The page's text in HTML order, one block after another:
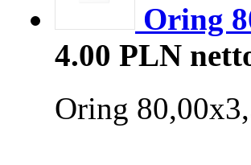
Oring
4.00 PLN
Oring